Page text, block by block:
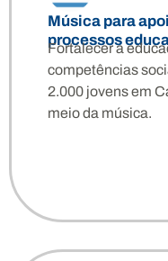
Música para
processos
Fortalecer a
competências
2.000 jovens em
meio da música.